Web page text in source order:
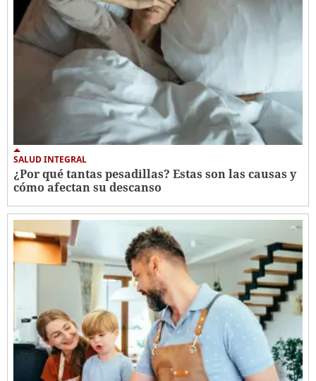
SALUD INTEGRAL
¿Por qué tantas pesadillas? Estas son las causas y
cómo afectan su descanso